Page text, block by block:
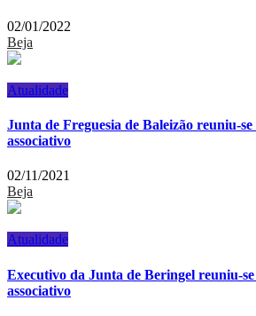
02/01/2022
Beja
Atualidade
Junta de Freguesia de Baleizão reuniu-
associativo
02/11/2021
Beja
Atualidade
Executivo da Junta de Beringel reuniu-
associativo